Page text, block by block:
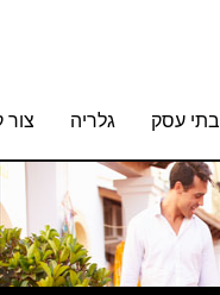
בתי עסק גלריה